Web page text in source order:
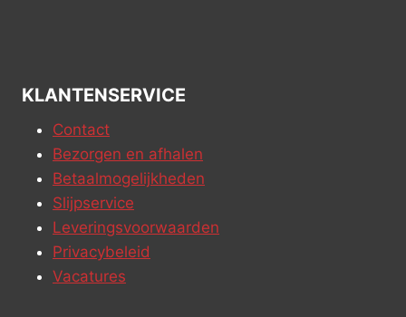
KLANTENSERVICE
Contact
Bezorgen en afhalen
Betaalmogelijkheden
Slijpservice
Leveringsvoorwaarden
Privacybeleid
Vacatures